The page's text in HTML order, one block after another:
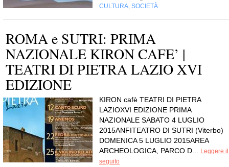
CULTURA SOCIETÀ
ROMA e SUTRI: PRIMA
NAZIONALE KIRON CAFE’ |
TEATRI DI PIETRA LAZIO XVI
EDIZIONE
KIRON cafè TEATRI DI PIETRA
LAZIOXVI EDIZIONE PRIMA
NAZIONALE SABATO 4 LUGLIO
2015ANFITEATRO DI SUTRI (Viterbo)
DOMENICA 5 LUGLIO 2015AREA
ARCHEOLOGICA, PARCO D...
Leggere il
seguito